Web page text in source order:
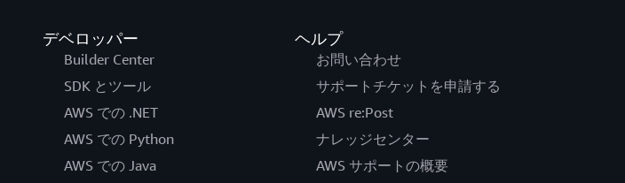
デベロッパー
Builder Center
SDK とツール
AWS での .NET
AWS での Python
AWS での Java
ヘルプ
お問い合わせ
サポートチケットを申請する
AWS re:Post
ナレッジセンター
AWS サポートの概要